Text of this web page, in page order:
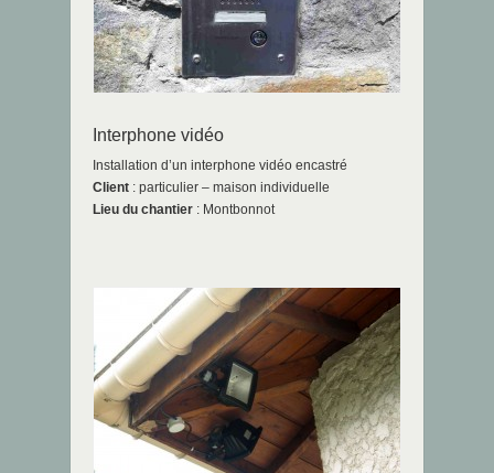
Interphone vidéo
Installation d’un interphone vidéo encastré
Client : particulier – maison individuelle
Lieu du chantier : Montbonnot